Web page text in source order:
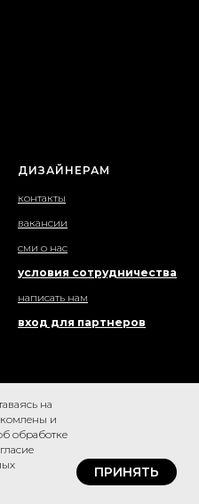
ДИЗАЙНЕРАМ
контакты
вакансии
сми о нас
условия сотрудничества
написать нам
вход для партнеров
сетями Facebook и Instagram, по
организацией, ее деятельность на
территории России запрещена.
на
и
обработке
ПРИНЯТЬ